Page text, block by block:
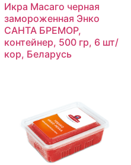
Икра Масаго черная
замороженная Энко
САНТА БРЕМОР,
контейнер, 500 гр, 6 шт/
кор, Беларусь